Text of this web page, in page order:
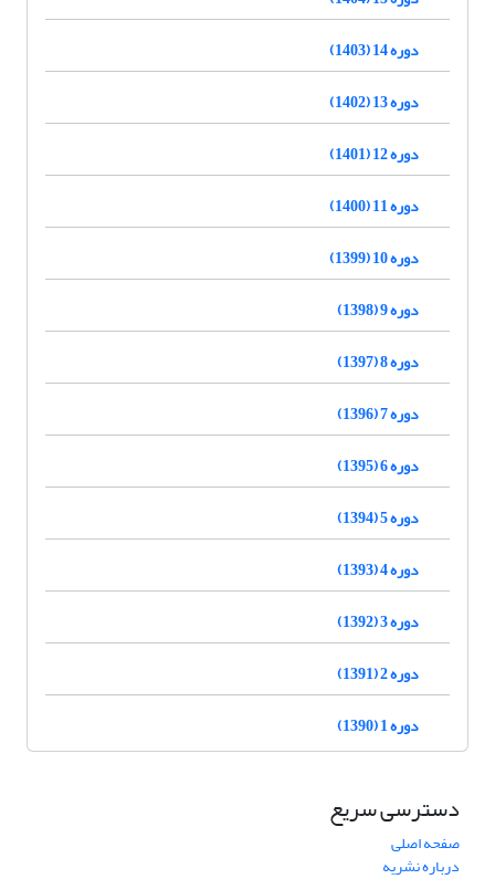
دوره 14 (1403)
دوره 13 (1402)
دوره 12 (1401)
دوره 11 (1400)
دوره 10 (1399)
دوره 9 (1398)
دوره 8 (1397)
دوره 7 (1396)
دوره 6 (1395)
دوره 5 (1394)
دوره 4 (1393)
دوره 3 (1392)
دوره 2 (1391)
دوره 1 (1390)
دسترسی سریع
صفحه اصلی
درباره نشریه